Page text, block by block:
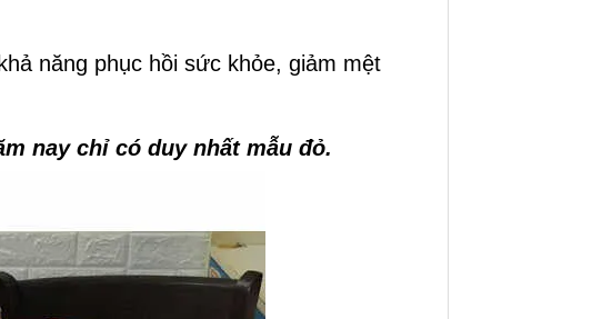
năng phục hồi sức khỏe, giảm mệt
nay chỉ có duy nhất mẫu đỏ.